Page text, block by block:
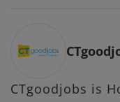
CTgoodjobs is